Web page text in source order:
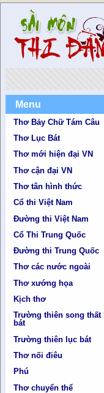
Menu
Thơ Bảy Chữ Tám Câu
Thơ Lục Bát
Thơ mới hiện đại VN
Thơ cận đại VN
Thơ tân hình thức
Cổ thi Việt Nam
Đường thi Việt Nam
Cổ Thi Trung Quốc
Đường thi Trung Quốc
Thơ các nước ngoài
Thơ xướng họa
Kịch thơ
Trường thiên song thất
bát
Trường thiên lục bát
Thơ nối điêu
Phú
Thơ chuyển thể